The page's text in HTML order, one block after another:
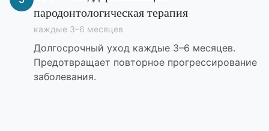
пародонтологическая терапия
каждые 3–6 месяцев
Долгосрочный уход каждые 3–6 месяцев.
Предотвращает повторное прогрессирование
заболевания.